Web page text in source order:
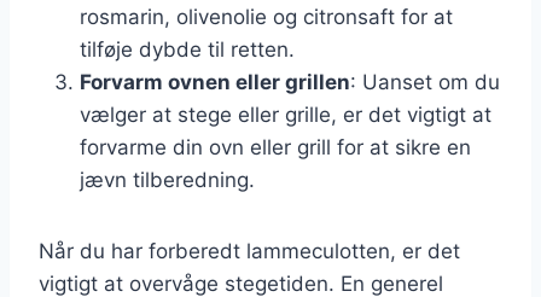
rosmarin, olivenolie og citronsaft for at
tilføje dybde til retten.
Forvarm ovnen eller grillen: Uanset om du
vælger at stege eller grille, er det vigtigt at
forvarme din ovn eller grill for at sikre en
jævn tilberedning.
Når du har forberedt lammeculotten, er det
vigtigt at overvåge stegetiden. En generel